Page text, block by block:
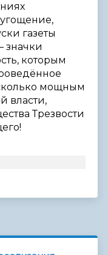
газеты
значки
которым
мощным
власти,
Трезвости